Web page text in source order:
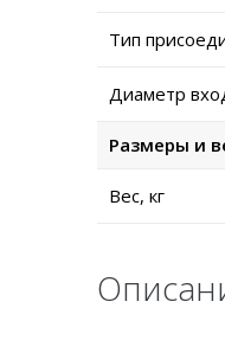
Тип
Диаметр
Размеры и
Вес, кг